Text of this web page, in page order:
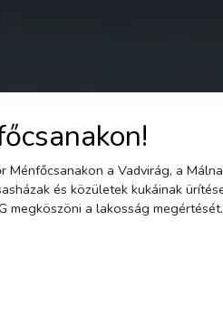
A GYHG megköszöni a lakosság megértését.